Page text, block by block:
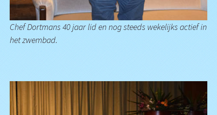
Chef Dortmans 40 jaar lid en nog steeds wekelijks actief in
het zwembad.